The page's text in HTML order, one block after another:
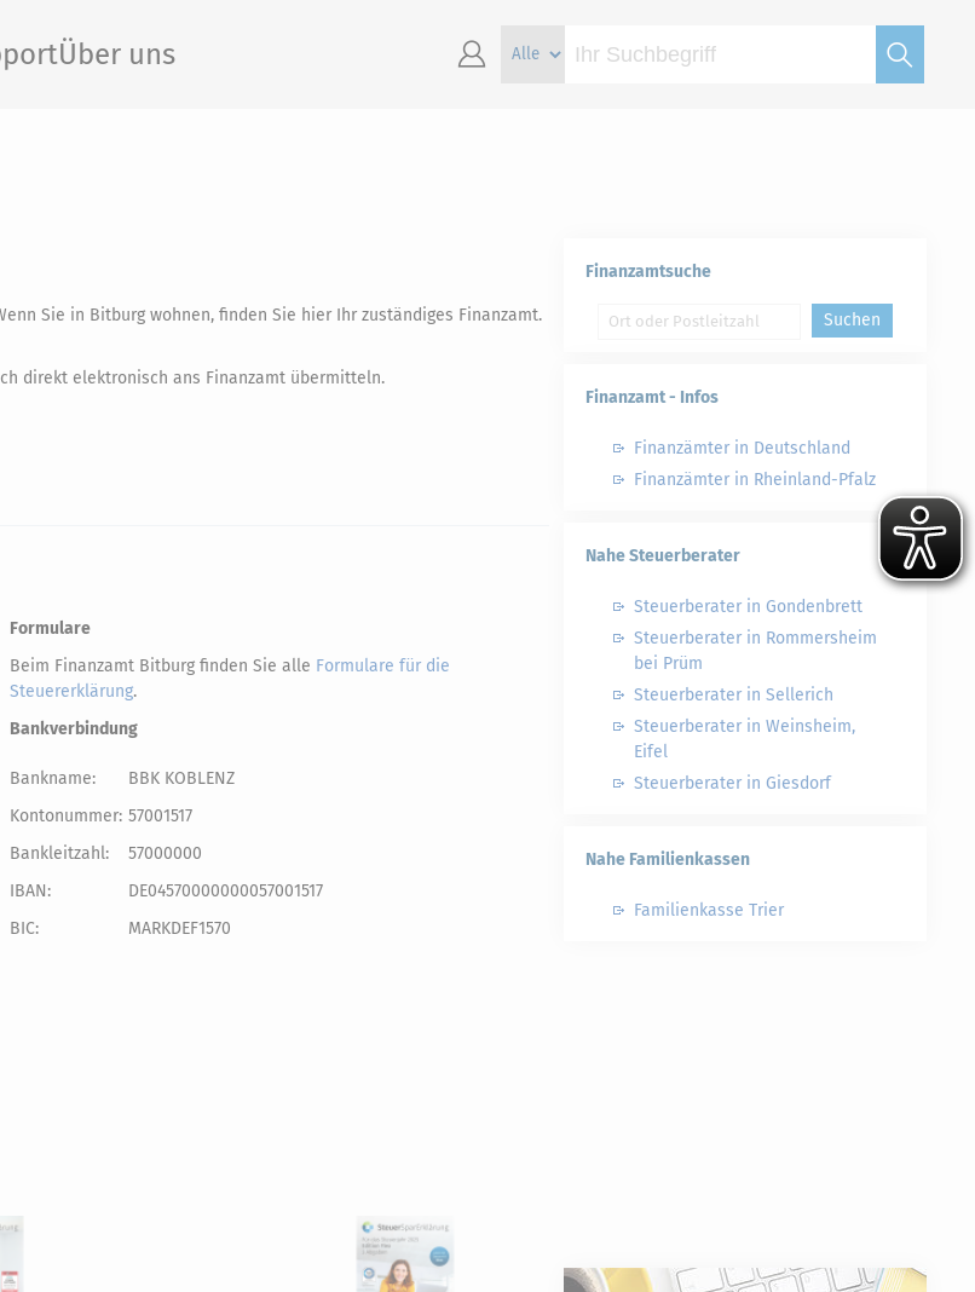
Über uns
Sie in Bitburg wohnen, finden Sie hier Ihr zuständiges Finanzamt.
direkt elektronisch ans Finanzamt übermitteln.
Formulare
Beim Finanzamt Bitburg finden Sie alle Formulare für die
Steuererklärung.
Bankverbindung
Bankname:
BBK KOBLENZ
Kontonummer: 57001517
Bankleitzahl:
57000000
IBAN:
DE04570000000057001517
BIC:
MARKDEF1570
Finanzamtsuche
Suchen
Finanzamt - Infos
Finanzämter in Deutschland
Finanzämter in Rheinland-Pfalz
Nahe Steuerberater
Steuerberater in Gondenbrett
Steuerberater in Rommersheim
bei Prüm
Steuerberater in Sellerich
Steuerberater in Weinsheim,
Eifel
Steuerberater in Giesdorf
Nahe Familienkassen
Familienkasse Trier